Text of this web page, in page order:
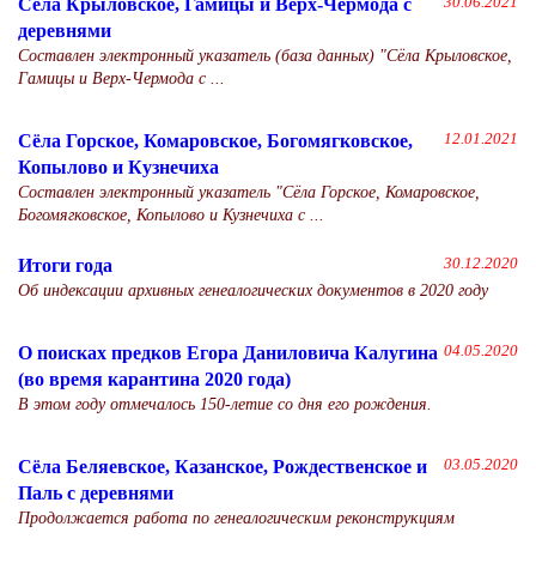
Сёла Крыловское, Гамицы и Верх-Чермода с
деревнями
Составлен электронный указатель (база данных) "Сёла Крыловское,
Гамицы и Верх-Чермода с ...
12.01.2021
Сёла Горское, Комаровское, Богомягковское,
Копылово и Кузнечиха
Составлен электронный указатель "Сёла Горское, Комаровское,
Богомягковское, Копылово и Кузнечиха с ...
30.12.2020
Итоги года
Об индексации архивных генеалогических документов в 2020 году
04.05.2020
О поисках предков Егора Даниловича Калугина
(во время карантина 2020 года)
В этом году отмечалось 150-летие со дня его рождения.
03.05.2020
Сёла Беляевское, Казанское, Рождественское и
Паль с деревнями
Продолжается работа по генеалогическим реконструкциям